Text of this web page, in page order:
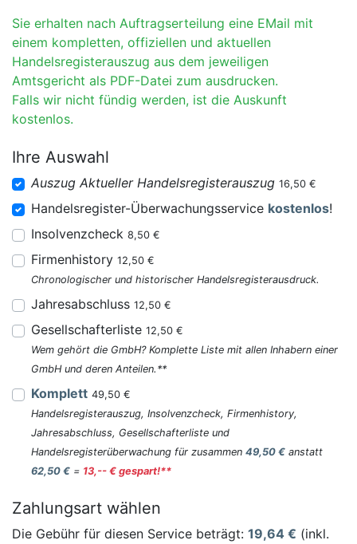
Sie erhalten nach Auftragserteilung eine EMail mit
einem kompletten, offiziellen und aktuellen
Handelsregisterauszug aus dem jeweiligen
Amtsgericht als PDF-Datei zum ausdrucken.
Falls wir nicht fündig werden, ist die Auskunft
kostenlos.
Ihre Auswahl
Auszug Aktueller Handelsregisterauszug 16,50 €
Handelsregister-Überwachungsservice kostenlos!
Insolvenzcheck 8,50 €
Firmenhistory 12,50 €
Chronologischer und historischer Handelsregisterausdruck.
Jahresabschluss 12,50 €
Gesellschafterliste 12,50 €
Wem gehört die GmbH? Komplette Liste mit allen Inhabern einer
GmbH und deren Anteilen.**
Komplett 49,50 €
Handelsregisterauszug, Insolvenzcheck, Firmenhistory,
Jahresabschluss, Gesellschafterliste und
Handelsregisterüberwachung für zusammen 49,50 € anstatt
62,50 € = 13,-- € gespart!**
Zahlungsart wählen
Die Gebühr für diesen Service beträgt: 19,64 € (inkl.